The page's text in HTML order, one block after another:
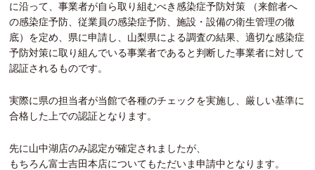
に沿って、事業者が自ら取り組むべき感染症予防対策 （来館者へ
の感染症予防、従業員の感染症予防、施設・設備の衛生管理の徹
底）を定め、県に申請し、山梨県による調査の結果、適切な感染症
予防対策に取り組んでいる事業者であると判断した事業者に対して
認証されるものです。
実際に県の担当者が当館で各種のチェックを実施し、厳しい基準に
合格した上での認証となります。
先に山中湖店のみ認定が確定されましたが、
もちろん富士吉田本店についてもただいま申請中となります。